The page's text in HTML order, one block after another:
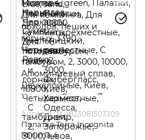
Артикул: TI 4823081503309
Палатка Terra Incognita
Minima 4